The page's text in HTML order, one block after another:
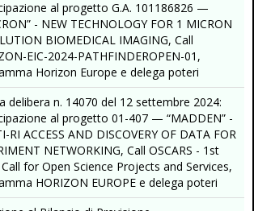
al progetto G.A. 101186826 —
- NEW TECHNOLOGY FOR 1 MICRON
BIOMEDICAL IMAGING, Call
EIC-2024-PATHFINDEROPEN-01,
Horizon Europe e delega poteri
delibera n. 14070 del 12 settembre 2024:
al progetto 01-407 — “MADDEN” -
RI ACCESS AND DISCOVERY OF DATA FOR
NETWORKING, Call OSCARS - 1st
for Open Science Projects and Services,
HORIZON EUROPE e delega poteri